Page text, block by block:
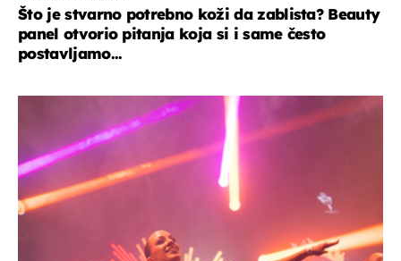
Što je stvarno potrebno koži da zablista? Beauty
panel otvorio pitanja koja si i same često
postavljamo...